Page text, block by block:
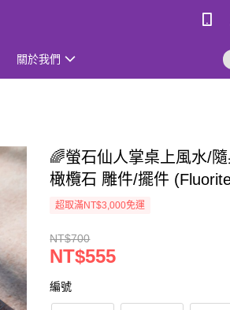
關於我們
🌈螢石仙人掌桌上風水/
橄欖石 雕件/擺件
超取滿NT$3,000免運
NT$700
NT$555
編號